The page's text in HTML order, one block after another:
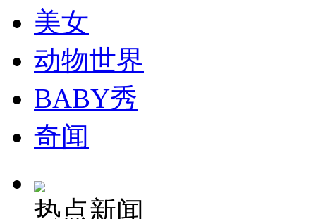
纽约上演“枕头大战”
司机酒驾遇交警 急速倒车逃窜
美女
动物世界
BABY秀
奇闻
热点新闻